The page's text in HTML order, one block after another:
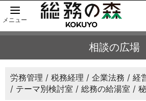
メニュー
相談の広場
労務管理 税務経理 企業法務
経
テーマ別検討室
総務の給湯室